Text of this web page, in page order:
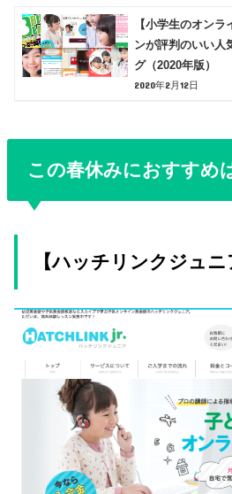
【小学生のオン
ンが評判のいい人
グ（2020年版）
2020年2月12日
この春休みにおすすめ
【ハッチリンクジュニ